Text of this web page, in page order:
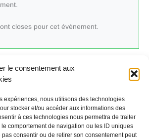
le consentement aux
expériences, nous utilisons des technologies
stocker et/ou accéder aux informations des
à ces technologies nous permettra de traiter
comportement de navigation ou les ID uniques
pas consentir ou de retirer son consentement peut
closes pour cet évènement.
Évènement suivant→